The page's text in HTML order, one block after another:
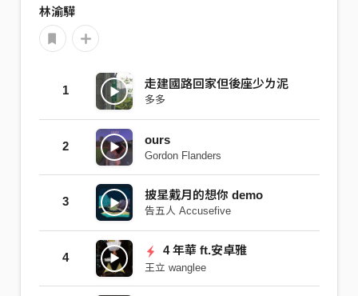
林渝驊
1 走建國路回家但後座少ㄌ泥
多多
2 ours
Gordon Flanders
3 披星戴月的想你 demo
告五人 Accusefive
4
4 年華 ft.安卓雅
王立 wanglee